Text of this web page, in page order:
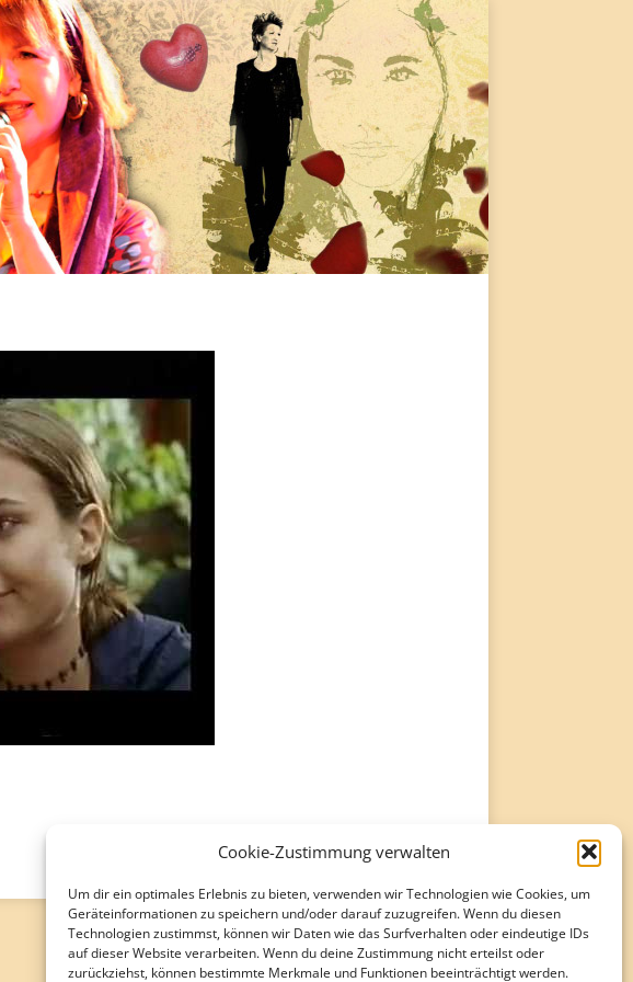
Cookie-Zustimmung verwalten
Um dir ein optimales Erlebnis zu bieten, verwenden wir Technologien wie Cookies, um
Geräteinformationen zu speichern und/oder darauf zuzugreifen. Wenn du diesen
Technologien zustimmst, können wir Daten wie das Surfverhalten oder eindeutige IDs
auf dieser Website verarbeiten. Wenn du deine Zustimmung nicht erteilst oder
zurückziehst, können bestimmte Merkmale und Funktionen beeinträchtigt werden.